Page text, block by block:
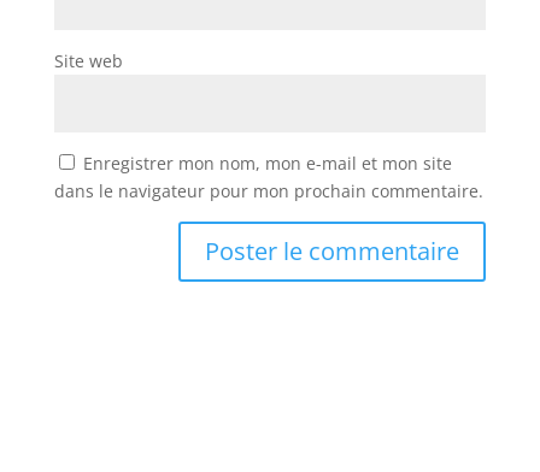
Site web
Enregistrer mon nom, mon e-mail et mon site
dans le navigateur pour mon prochain commentaire.